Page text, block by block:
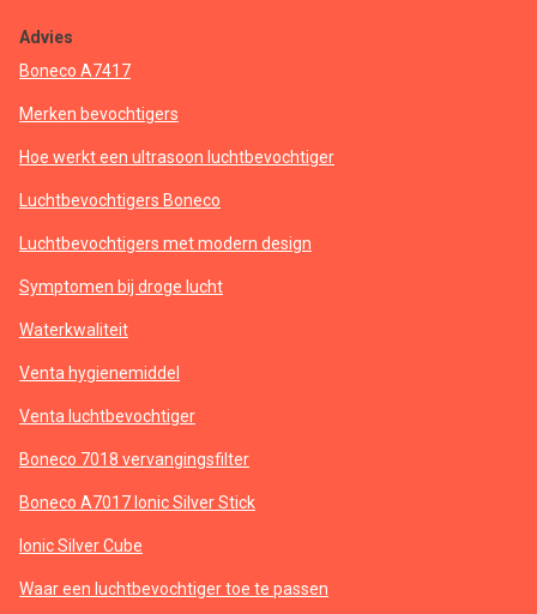
Advies
Boneco A7417
Merken bevochtigers
Hoe werkt een ultrasoon luchtbevochtiger
Luchtbevochtigers Boneco
Luchtbevochtigers met modern design
Symptomen bij droge lucht
Waterkwaliteit
Venta hygienemiddel
Venta luchtbevochtiger
Boneco 7018 vervangingsfilter
Boneco A7017 Ionic Silver Stick
Ionic Silver Cube
Waar een luchtbevochtiger toe te passen